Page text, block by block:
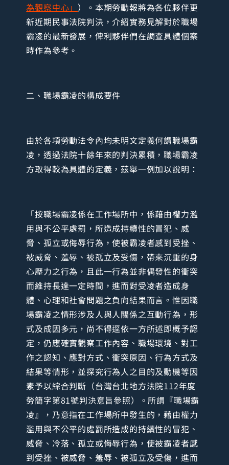
為觀察中心」 ）。本期勞動報將為各位夥伴更
新近期民事法院判決，介紹實務見解對於職場
霸凌的最新發展，俾利夥伴們在調查具體個案
時作為參考。
二、職場霸凌的構成要件
由於各項勞動法令內均未明文定義何謂職場霸
凌，透過法院十餘年來的判決累積，職場霸凌
方取得較為具體的定義，茲舉一例加以說明：
「按職場霸凌係在工作場所中，係藉由權力濫
用與不公平處罰，所造成持續性的冒犯、威
脅、孤立或侮辱行為，使被霸凌者感到受挫、
被威脅、羞辱、被孤立及受傷，帶來沉重的身
心壓力之行為，且此一行為並非偶發性的衝突
而維持長達一定時間，進而對受凌者造成身
體、心理和社會問題之負向結果而言。惟因職
場霸凌之情形涉及人與人關係之互動行為，形
式及成因多元，尚不得逕依一方所述即概予認
定，仍應確實觀察工作內容、職場環境、對工
作之認知、應對方式、衝突原因、行為方式及
結果等情形，並探究行為人之目的及動機等因
素予以綜合判斷（台灣台北地方法院112年度
勞簡字第81號判決意旨參照）。所謂『職場霸
凌』，乃意指在工作場所中發生的，藉由權力
濫用與不公平的處罰所造成的持續性的冒犯、
威脅、冷落、孤立或侮辱行為，使被霸凌者感
到受挫、被威脅、羞辱、被孤立及受傷，進而